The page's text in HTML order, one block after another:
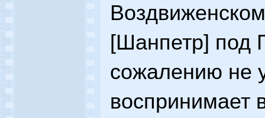
[Шанпетр] под
сожалению не
воспринимает